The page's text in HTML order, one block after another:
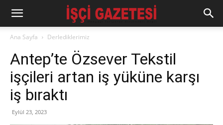
Ana Sayfa Derlediklerimiz
Antep’te Özsever Tekstil
işçileri artan iş yüküne karşı
iş bıraktı
Eylül 23, 2023